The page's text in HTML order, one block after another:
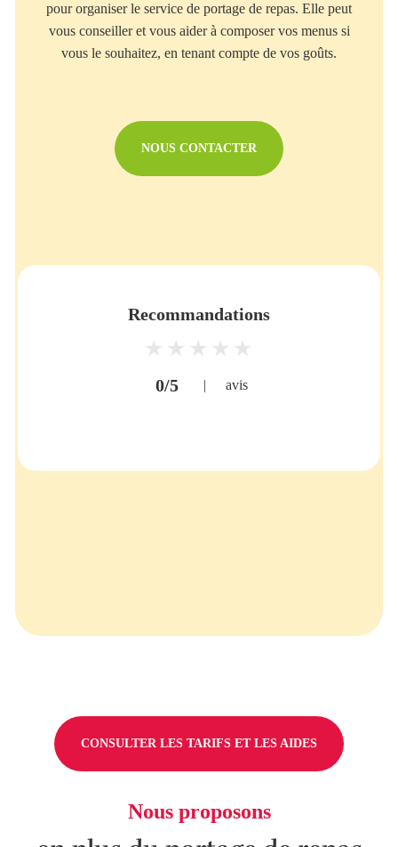
pour organiser le service de portage de repas. Elle peut
vous conseiller et vous aider à composer vos menus si
vous le souhaitez, en tenant compte de vos goûts.
NOUS CONTACTER
Recommandations
0/5 | avis
CONSULTER LES TARIFS ET LES AIDES
Nous proposons